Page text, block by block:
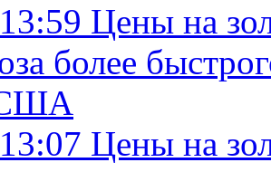
Цены на
более
Цены на